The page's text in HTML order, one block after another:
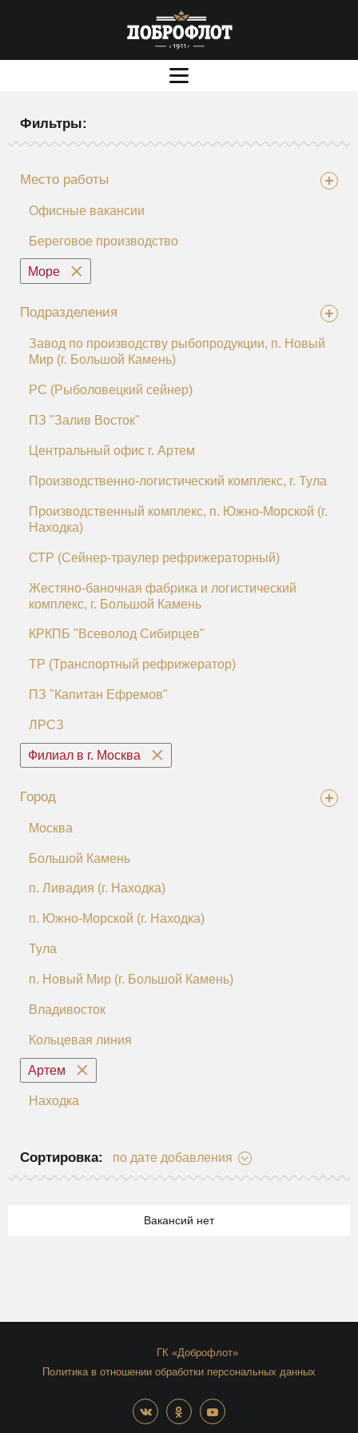
Фильтры:
Место работы
Офисные вакансии
Береговое производство
Море
Подразделения
Завод по производству рыбопродукции, п. Новый
Мир (г. Большой Камень)
РС (Рыболовецкий сейнер)
ПЗ "Залив Восток"
Центральный офис г. Артем
Производственно-логистический комплекс, г. Тула
Производственный комплекс, п. Южно-Морской (г.
Находка)
СТР (Сейнер-траулер рефрижераторный)
Жестяно-баночная фабрика и логистический
комплекс, г. Большой Камень
КРКПБ "Всеволод Сибирцев"
ТР (Транспортный рефрижератор)
ПЗ "Капитан Ефремов"
ЛРСЗ
Филиал в г. Москва
Город
Москва
Большой Камень
п. Ливадия (г. Находка)
п. Южно-Морской (г. Находка)
Тула
п. Новый Мир (г. Большой Камень)
Владивосток
Кольцевая линия
Артем
Находка
Сортировка: по дате добавления
Вакансий нет
ГК «Доброфлот»
Политика в отношении обработки персональных данных